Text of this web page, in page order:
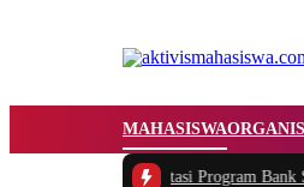
MAHASISWA
dan Implementasi Program Bank